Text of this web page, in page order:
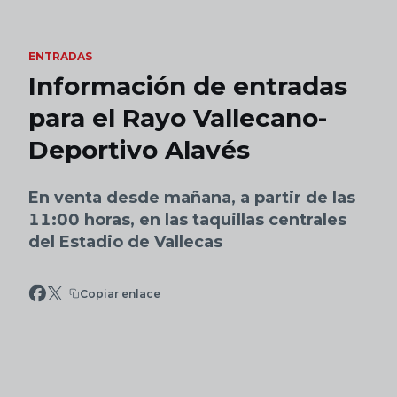
ENTRADAS
Información de entradas
para el Rayo Vallecano-
Deportivo Alavés
En venta desde mañana, a partir de las
11:00 horas, en las taquillas centrales
del Estadio de Vallecas
Copiar enlace